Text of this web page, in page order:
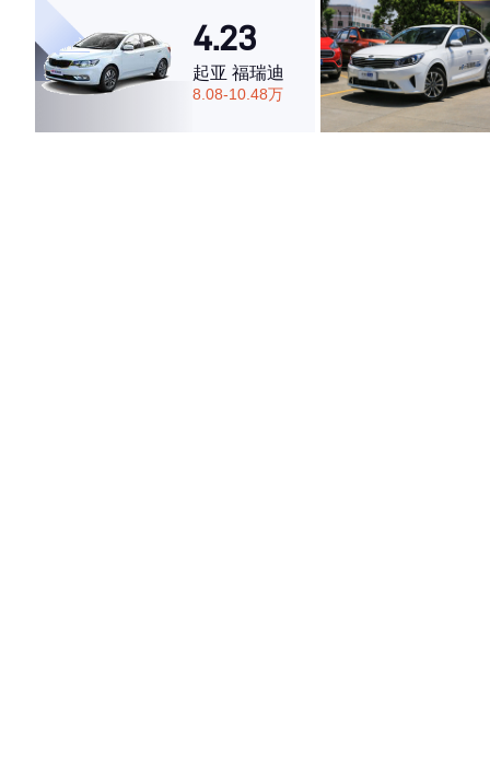
4.23
起亚 福瑞迪
8.08-10.48万